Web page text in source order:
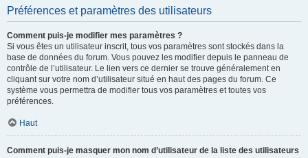
Préférences et paramètres des utilisateurs
Comment puis-je modifier mes paramètres ?
Si vous êtes un utilisateur inscrit, tous vos paramètres sont stockés dans la
base de données du forum. Vous pouvez les modifier depuis le panneau de
contrôle de l’utilisateur. Le lien vers ce dernier se trouve généralement en
cliquant sur votre nom d’utilisateur situé en haut des pages du forum. Ce
système vous permettra de modifier tous vos paramètres et toutes vos
préférences.
Haut
Comment puis-je masquer mon nom d’utilisateur de la liste des utilisateurs